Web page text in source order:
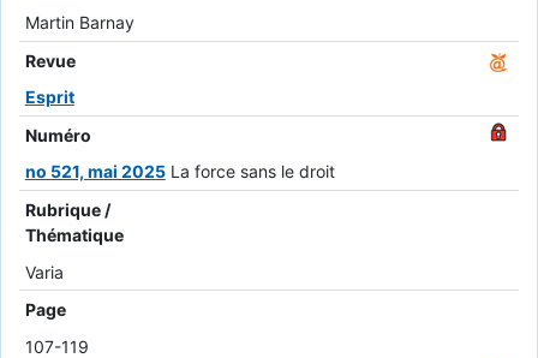
Martin Barnay
Revue
Esprit
Numéro
no 521, mai 2025 La force sans le droit
Rubrique /
Thématique
Varia
Page
107-119